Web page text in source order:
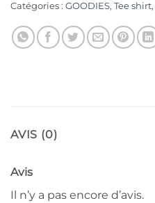
Catégories : GOODIES, Tee shirt,
AVIS (0)
Avis
Il n’y a pas encore d’avis.